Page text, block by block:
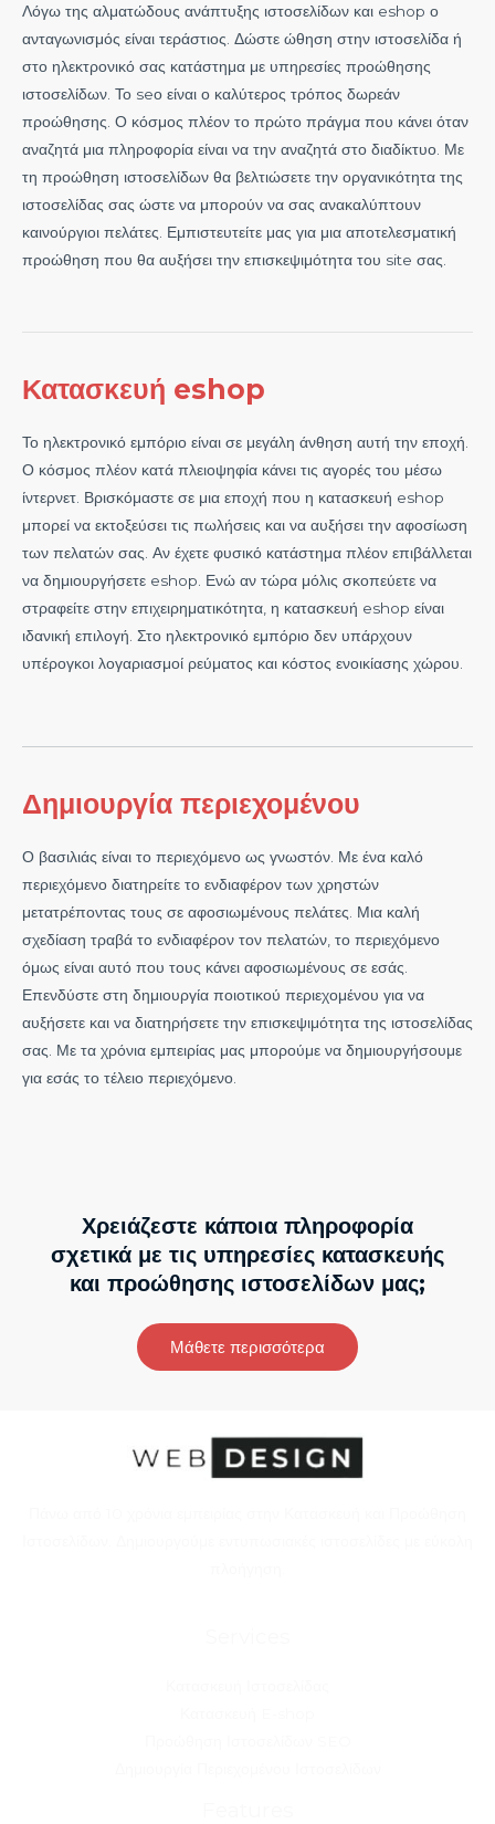
Λόγω της αλματώδους ανάπτυξης ιστοσελίδων και eshop ο
ανταγωνισμός είναι τεράστιος. Δώστε ώθηση στην ιστοσελίδα ή
στο ηλεκτρονικό σας κατάστημα με υπηρεσίες προώθησης
ιστοσελίδων. Το seο είναι ο καλύτερος τρόπος δωρεάν
προώθησης. Ο κόσμος πλέον το πρώτο πράγμα που κάνει όταν
αναζητά μια πληροφορία είναι να την αναζητά στο διαδίκτυο. Με
τη προώθηση ιστοσελίδων θα βελτιώσετε την οργανικότητα της
ιστοσελίδας σας ώστε να μπορούν να σας ανακαλύπτουν
καινούργιοι πελάτες. Εμπιστευτείτε μας για μια αποτελεσματική
προώθηση που θα αυξήσει την επισκεψιμότητα του site σας.
Κατασκευή eshop
Το ηλεκτρονικό εμπόριο είναι σε μεγάλη άνθηση αυτή την εποχή.
Ο κόσμος πλέον κατά πλειοψηφία κάνει τις αγορές του μέσω
ίντερνετ. Βρισκόμαστε σε μια εποχή που η κατασκευή eshop
μπορεί να εκτοξεύσει τις πωλήσεις και να αυξήσει την αφοσίωση
των πελατών σας. Αν έχετε φυσικό κατάστημα πλέον επιβάλλεται
να δημιουργήσετε eshop. Ενώ αν τώρα μόλις σκοπεύετε να
στραφείτε στην επιχειρηματικότητα, η κατασκευή eshop είναι
ιδανική επιλογή. Στο ηλεκτρονικό εμπόριο δεν υπάρχουν
υπέρογκοι λογαριασμοί ρεύματος και κόστος ενοικίασης χώρου.
Δημιουργία περιεχομένου
Ο βασιλιάς είναι το περιεχόμενο ως γνωστόν. Με ένα καλό
περιεχόμενο διατηρείτε το ενδιαφέρον των χρηστών
μετατρέποντας τους σε αφοσιωμένους πελάτες. Μια καλή
σχεδίαση τραβά το ενδιαφέρον τον πελατών, το περιεχόμενο
όμως είναι αυτό που τους κάνει αφοσιωμένους σε εσάς.
Επενδύστε στη δημιουργία ποιοτικού περιεχομένου για να
αυξήσετε και να διατηρήσετε την επισκεψιμότητα της ιστοσελίδας
σας. Με τα χρόνια εμπειρίας μας μπορούμε να δημιουργήσουμε
για εσάς το τέλειο περιεχόμενο.
Χρειάζεστε κάποια πληροφορία
σχετικά με τις υπηρεσίες κατασκευής
και προώθησης ιστοσελίδων μας;
Μάθετε περισσότερα